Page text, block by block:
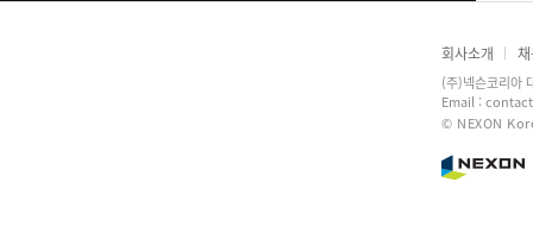
회사소개
(주)넥슨코리아
Email :
© NEXON